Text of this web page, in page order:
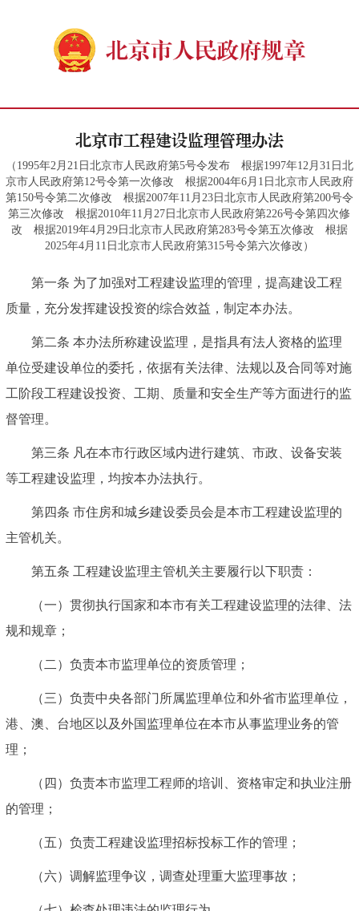
北京市工程建设监理管理办法
（1995年2月21日北京市人民政府第5号令发布 根据1997年12月31日北
京市人民政府第12号令第一次修改 根据2004年6月1日北京市人民政府
第150号令第二次修改 根据2007年11月23日北京市人民政府第200号令
第三次修改 根据2010年11月27日北京市人民政府第226号令第四次修
改 根据2019年4月29日北京市人民政府第283号令第五次修改 根据
2025年4月11日北京市人民政府第315号令第六次修改）
第一条 为了加强对工程建设监理的管理，提高建设工程
质量，充分发挥建设投资的综合效益，制定本办法。
第二条 本办法所称建设监理，是指具有法人资格的监理
单位受建设单位的委托，依据有关法律、法规以及合同等对施
工阶段工程建设投资、工期、质量和安全生产等方面进行的监
督管理。
第三条 凡在本市行政区域内进行建筑、市政、设备安装
等工程建设监理，均按本办法执行。
第四条 市住房和城乡建设委员会是本市工程建设监理的
主管机关。
第五条 工程建设监理主管机关主要履行以下职责：
（一）贯彻执行国家和本市有关工程建设监理的法律、法
规和规章；
（二）负责本市监理单位的资质管理；
（三）负责中央各部门所属监理单位和外省市监理单位，
港、澳、台地区以及外国监理单位在本市从事监理业务的管
理；
（四）负责本市监理工程师的培训、资格审定和执业注册
的管理；
（五）负责工程建设监理招标投标工作的管理；
（六）调解监理争议，调查处理重大监理事故；